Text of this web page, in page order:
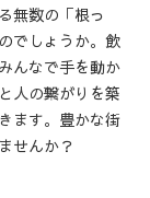
無数の「根っ
でしょうか。飲
んなで手を動か
人の繋がりを築
ます。豊かな街
せんか？